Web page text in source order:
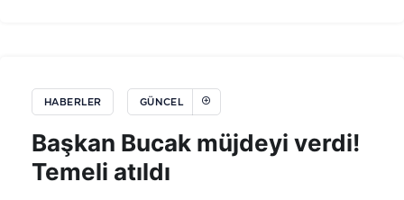
HABERLER GÜNCEL
Başkan Bucak müjdeyi verdi!
Temeli atıldı